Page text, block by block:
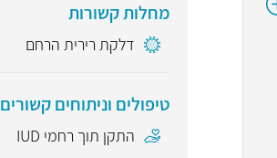
מחלות קשורות
דלקת רירית הרחם
טיפולים וניתוחים קשורים
התקן תוך רחמי IUD